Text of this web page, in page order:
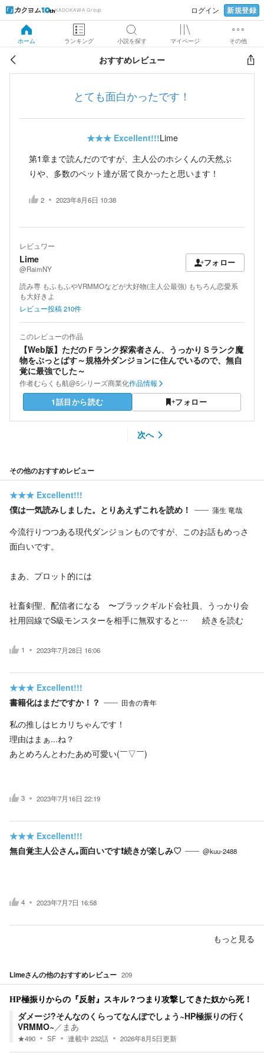
KADOKAWA Group ログイン 新規登録
ホーム ランキング 小説を探す マイページ その他
おすすめレビュー
とても面白かったです！
★★★ Excellent!!!Lime
第1章まで読んだのですが、主人公のホシくんの天然ぶ
りや、多数のペット達が居て良かったと思います！
2 2023年8月6日 10:38
レビュワー
Lime
@RaimNY
フォロー
読み専 もふもふやVRMMOなどが大好物(主人公最強) もちろん恋愛系
も大好きよ
レビュー投稿210件
このレビューの作品
【Web版】ただのＦランク探索者さん、うっかりＳランク魔
物をぶっとばす～規格外ダンジョンに住んでいるので、無自
覚に最強でした～
作者むらくも航@5シリーズ商業化作品情報
1話目から読む フォロー
次へ
その他のおすすめレビュー
★★★ Excellent!!!
僕は一気読みしました。とりあえずこれを読め！
蒲生 竜哉
今流行りつつある現代ダンジョンものですが、このお話もめっさ
面白いです。
まあ、プロット的には
社畜剣聖、配信者になる 〜ブラックギルド会社員、うっかり会
社用回線でS級モンスターを相手に無双すると…
続きを読む
1 2023年7月28日 16:06
★★★ Excellent!!!
書籍化はまだですか！？
田舎の青年
私の推しはヒカリちゃんです！
理由はまぁ...ね？
あとめろんとわたあめ可愛い(￣▽￣)
3 2023年7月16日 22:19
★★★ Excellent!!!
無自覚主人公さん｡面白いです❗続きが楽しみ♡
@kuu-2488
4 2023年7月7日 16:58
もっと見る
Limeさんの他のおすすめレビュー 209
HP極振りからの『反射』スキル？つまり攻撃してきた奴から死！
ダメージ?そんなのくらってなんぼでしょう~HP極振りの行く
VRMMO~／ まあ
★490 SF 連載中 232話 2026年8月5日更新